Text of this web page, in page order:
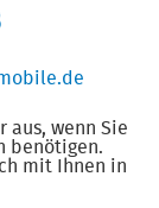
aus, wenn Sie
benötigen.
mit Ihnen in